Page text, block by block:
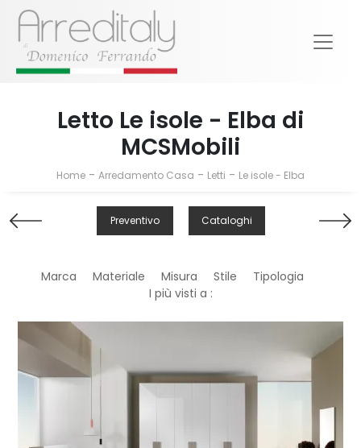
Letto Le isole - Elba di
MCSMobili
Home - Arredamento Casa - Letti - Le isole - Elba
Preventivo Cataloghi
Marca Materiale Misura Stile
Tipologia
I più visti a :